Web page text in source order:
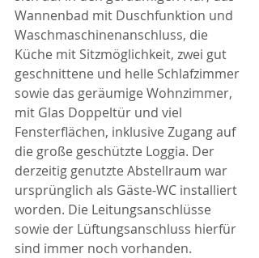
Wannenbad mit Duschfunktion und
Waschmaschinenanschluss, die
Küche mit Sitzmöglichkeit, zwei gut
geschnittene und helle Schlafzimmer
sowie das geräumige Wohnzimmer,
mit Glas Doppeltür und viel
Fensterflächen, inklusive Zugang auf
die große geschützte Loggia. Der
derzeitig genutzte Abstellraum war
ursprünglich als Gäste-WC installiert
worden. Die Leitungsanschlüsse
sowie der Lüftungsanschluss hierfür
sind immer noch vorhanden.